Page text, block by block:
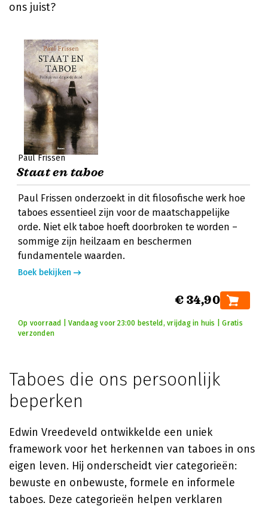
ons juist?
Paul Frissen
Staat en taboe
Paul Frissen onderzoekt in dit filosofische werk hoe
taboes essentieel zijn voor de maatschappelijke
orde. Niet elk taboe hoeft doorbroken te worden –
sommige zijn heilzaam en beschermen
fundamentele waarden.
Boek bekijken
€ 34,90
Op voorraad | Vandaag voor 23:00 besteld, vrijdag in huis | Gratis
verzonden
Taboes die ons persoonlijk
beperken
Edwin Vreedeveld ontwikkelde een uniek
framework voor het herkennen van taboes in ons
eigen leven. Hij onderscheidt vier categorieën:
bewuste en onbewuste, formele en informele
taboes. Deze categorieën helpen verklaren